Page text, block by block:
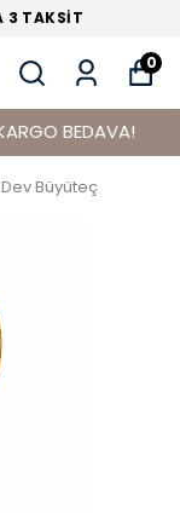
3 TAKSİT
0
BEDAVA!
Büyüteç